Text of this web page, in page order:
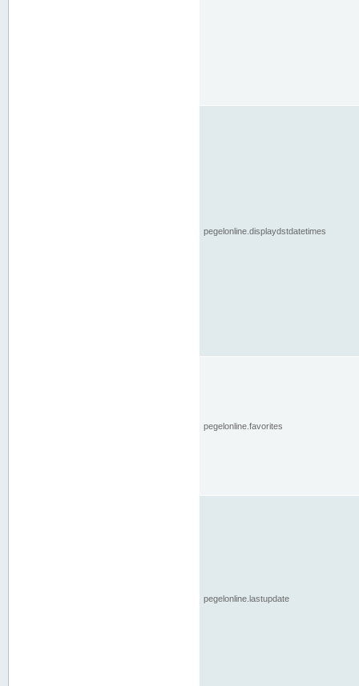
pegelonline.displaydstdatetimes
pegelonline.favorites
pegelonline.lastupdate